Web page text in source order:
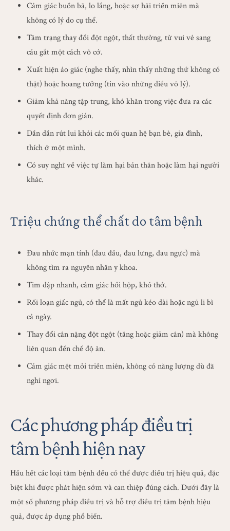
Cảm giác buồn bã, lo lắng, hoặc sợ hãi triền miên mà
không có lý do cụ thể.
Tâm trạng thay đổi đột ngột, thất thường, từ vui vẻ sang
cáu gắt một cách vô cớ.
Xuất hiện ảo giác (nghe thấy, nhìn thấy những thứ không có
thật) hoặc hoang tưởng (tin vào những điều vô lý).
Giảm khả năng tập trung, khó khăn trong việc đưa ra các
quyết định đơn giản.
Dần dần rút lui khỏi các mối quan hệ bạn bè, gia đình,
thích ở một mình.
Có suy nghĩ về việc tự làm hại bản thân hoặc làm hại người
khác.
Triệu chứng thể chất do tâm bệnh
Đau nhức mạn tính (đau đầu, đau lưng, đau ngực) mà
không tìm ra nguyên nhân y khoa.
Tim đập nhanh, cảm giác hồi hộp, khó thở.
Rối loạn giấc ngủ, có thể là mất ngủ kéo dài hoặc ngủ li bì
cả ngày.
Thay đổi cân nặng đột ngột (tăng hoặc giảm cân) mà không
liên quan đến chế độ ăn.
Cảm giác mệt mỏi triền miên, không có năng lượng dù đã
nghỉ ngơi.
Các phương pháp điều trị
tâm bệnh hiện nay
Hầu hết các loại tâm bệnh đều có thể được điều trị hiệu quả, đặc
biệt khi được phát hiện sớm và can thiệp đúng cách. Dưới đây là
một số phương pháp điều trị và hỗ trợ điều trị tâm bệnh hiệu
quả, được áp dụng phổ biến.